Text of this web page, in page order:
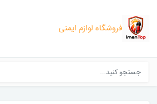
فروشگاه لوازم ایمنی